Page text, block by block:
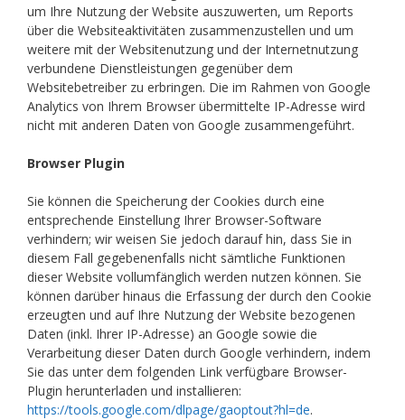
um Ihre Nutzung der Website auszuwerten, um Reports
über die Websiteaktivitäten zusammenzustellen und um
weitere mit der Websitenutzung und der Internetnutzung
verbundene Dienstleistungen gegenüber dem
Websitebetreiber zu erbringen. Die im Rahmen von Google
Analytics von Ihrem Browser übermittelte IP-Adresse wird
nicht mit anderen Daten von Google zusammengeführt.
Browser Plugin
Sie können die Speicherung der Cookies durch eine
entsprechende Einstellung Ihrer Browser-Software
verhindern; wir weisen Sie jedoch darauf hin, dass Sie in
diesem Fall gegebenenfalls nicht sämtliche Funktionen
dieser Website vollumfänglich werden nutzen können. Sie
können darüber hinaus die Erfassung der durch den Cookie
erzeugten und auf Ihre Nutzung der Website bezogenen
Daten (inkl. Ihrer IP-Adresse) an Google sowie die
Verarbeitung dieser Daten durch Google verhindern, indem
Sie das unter dem folgenden Link verfügbare Browser-
Plugin herunterladen und installieren:
https://tools.google.com/dlpage/gaoptout?hl=de.